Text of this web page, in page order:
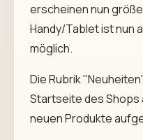
erscheinen nun
Handy/Tablet ist nun
möglich.
Die Rubrik
Startseite des Shops
neuen Produkte